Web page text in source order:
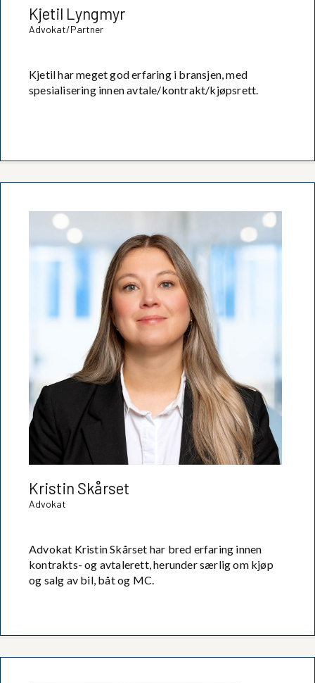
Kjetil Lyngmyr
Advokat/Partner
Kjetil har meget god erfaring i bransjen, med
spesialisering innen avtale/kontrakt/kjøpsrett.
Kristin Skårset
Advokat
Advokat Kristin Skårset har bred erfaring innen
kontrakts- og avtalerett, herunder særlig om kjøp
og salg av bil, båt og MC.